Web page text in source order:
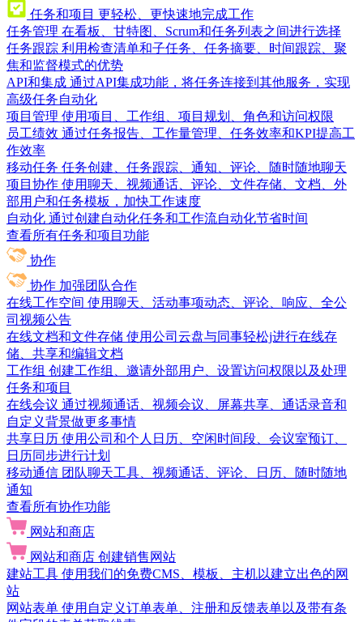
任务和项目 更轻松、更快速地完成工作
任务管理 在看板、甘特图、Scrum和任务列表之间进行选择
任务跟踪 利用检查清单和子任务、任务摘要、时间跟踪、聚
焦和监督模式的优势
API和集成 通过API集成功能，将任务连接到其他服务，实现
高级任务自动化
项目管理 使用项目、工作组、项目规划、角色和访问权限
员工绩效 通过任务报告、工作量管理、任务效率和KPI提高工
作效率
移动任务 任务创建、任务跟踪、通知、评论、随时随地聊天
项目协作 使用聊天、视频通话、评论、文件存储、文档、外
部用户和任务模板，加快工作速度
自动化 通过创建自动化任务和工作流自动化节省时间
查看所有任务和项目功能
协作
协作 加强团队合作
在线工作空间 使用聊天、活动事项动态、评论、响应、全公
司视频公告
在线文档和文件存储 使用公司云盘与同事轻松j进行在线存
储、共享和编辑文档
工作组 创建工作组、邀请外部用户、设置访问权限以及处理
任务和项目
在线会议 通过视频通话、视频会议、屏幕共享、通话录音和
自定义背景做更多事情
共享日历 使用公司和个人日历、空闲时间段、会议室预订、
日历同步进行计划
移动通信 团队聊天工具、视频通话、评论、日历、随时随地
通知
查看所有协作功能
网站和商店
网站和商店 创建销售网站
建站工具 使用我们的免费CMS、模板、主机以建立出色的网
站
网站表单 使用自定义订单表单、注册和反馈表单以及带有条